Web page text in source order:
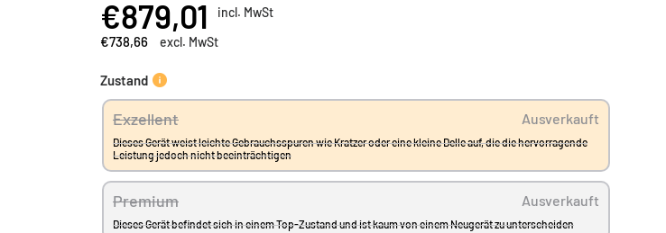
Vergleichen hinzufügen
€879,01 incl. MwSt
€738,66 excl. MwSt
Zustand
Exzellent Ausverkauft
Dieses Gerät weist leichte Gebrauchsspuren wie Kratzer oder eine kleine Delle auf, die die hervorragende
Leistung jedoch nicht beeinträchtigen
Premium Ausverkauft
Dieses Gerät befindet sich in einem Top-Zustand und ist kaum von einem Neugerät zu unterscheiden